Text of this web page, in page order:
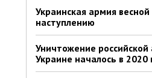
Украинская армия
наступлению
Уничтожение российской
Украине началось в 2020